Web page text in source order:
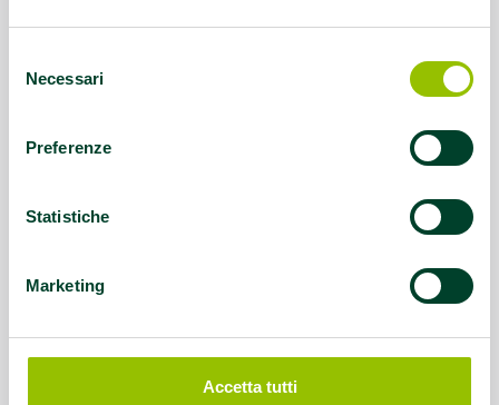
delNecessari
Preferenze
Statistiche
Marketing
Accetta tutti